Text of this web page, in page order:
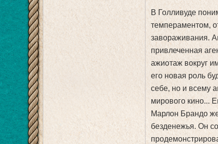
В Голливуде
темпераментом,
завораживания.
привлеченная
ажиотаж вокруг
его новая роль
себе, но и всему
мирового кино...
Марлон Брандо
безденежья. Он